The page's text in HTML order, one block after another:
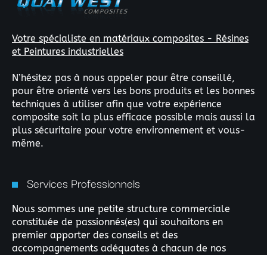
Votre spécialiste en matériaux composites - Résines
et Peintures industrielles
N’hésitez pas à nous appeler pour être conseillé,
pour être orienté vers les bons produits et les bonnes
techniques à utiliser afin que votre expérience
composite soit la plus efficace possible mais aussi la
plus sécuritaire pour votre environnement et vous-
même.
Services Professionnels
Nous sommes une petite structure commerciale
constituée de passionnés(es) qui souhaitons en
premier apporter des conseils et des
accompagnements adéquates à chacun de nos